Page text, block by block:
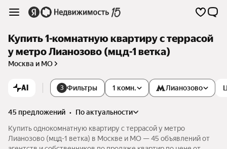
Купить 1-комнатную квартиру с террасой
у метро Лианозово (мцд-1 ветка)
Москва и МО
AI 3 Фильтры 1 комн. Лианозово
45 предложений •
по актуальности
Купить однокомнатную квартиру с террасой у метро
Лианозово (мцд-1 ветка) в Москве и МО — 45 объявлений от